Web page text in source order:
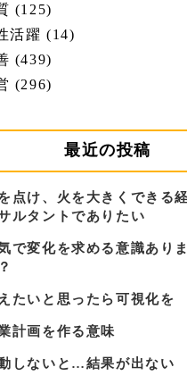
(125)
活躍 (14)
(439)
(296)
最近の投稿
点け、火を大きくできる
ルタントでありたい
で変化を求める意識あり
たいと思ったら可視化を
計画を作る意味
しないと…結果が出ない